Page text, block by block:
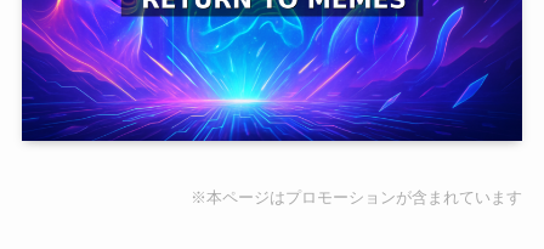
※本ページはプロモーションが含まれています